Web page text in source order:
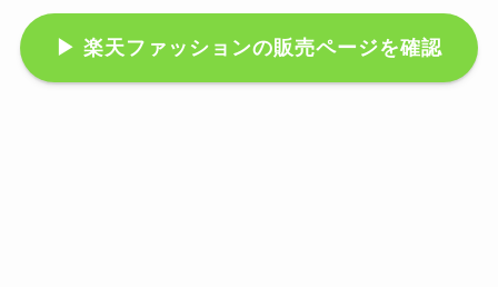
▶ 楽天ファッションの販売ページを確認